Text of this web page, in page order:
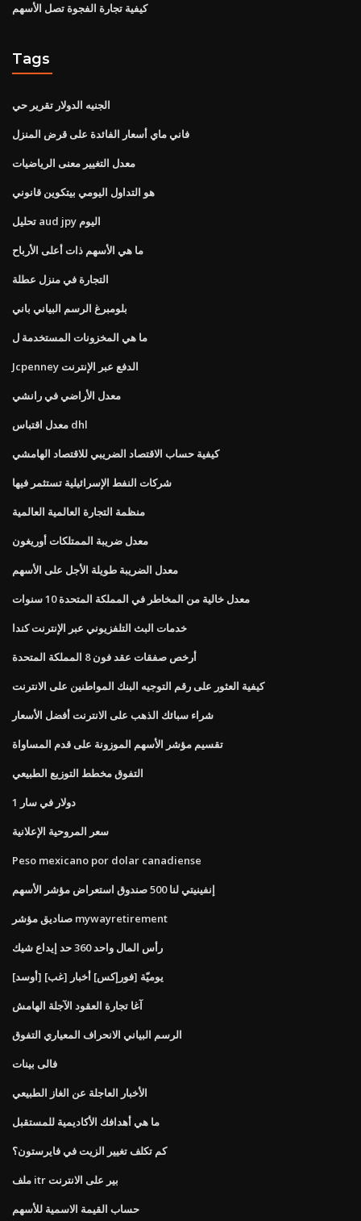
كيفية تجارة الفجوة تصل الأسهم
Tags
الجنيه الدولار تقرير حي
فاني ماي أسعار الفائدة على قرض المنزل
معدل التغيير معنى الرياضيات
هو التداول اليومي بيتكوين قانوني
تحليل aud jpy اليوم
ما هي الأسهم ذات أعلى الأرباح
التجارة في منزل عطلة
بلومبرغ الرسم البياني باني
ما هي المخزونات المستخدمة ل
Jcpenney الدفع عبر الإنترنت
معدل الأراضي في رانشي
معدل اقتباس dhl
كيفية حساب الاقتصاد الضريبي للاقتصاد الهامشي
شركات النفط الإسرائيلية تستثمر فيها
منظمة التجارة العالمية العالمية
معدل ضريبة الممتلكات أوريغون
معدل الضريبة طويلة الأجل على الأسهم
معدل خالية من المخاطر في المملكة المتحدة 10 سنوات
خدمات البث التلفزيوني عبر الإنترنت كندا
أرخص صفقات عقد فون 8 المملكة المتحدة
كيفية العثور على رقم التوجيه البنك المواطنين على الانترنت
شراء سبائك الذهب على الانترنت أفضل الأسعار
تقسيم مؤشر الأسهم الموزونة على قدم المساواة
التفوق مخطط التوزيع الطبيعي
1 دولار في سار
سعر المروحية الإعلانية
Peso mexicano por dolar canadiense
إنفينيتي لنا 500 صندوق استعراض مؤشر الأسهم
صناديق مؤشر mywayretirement
رأس المال واحد 360 حد إيداع شيك
يوميّة [فورإكس] أخبار [غب] [أوسد]
آغا تجارة العقود الآجلة الهامش
الرسم البياني الانحراف المعياري التفوق
فالى بينات
الأخبار العاجلة عن الغاز الطبيعي
ما هي أهدافك الأكاديمية للمستقبل
كم تكلف تغيير الزيت في فايرستون؟
ملف itr بير على الانترنت
حساب القيمة الاسمية للأسهم